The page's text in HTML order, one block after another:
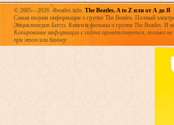
© 2005—2026. 4beatles.info. The Beatles. A to Z или от А до Я
Самая полная информация о группе The Beatles. Полный
Энциклопедия Битлз. Книги и фильмы о группе The Beatles. И
Копирование информации с сайта приветствуется, только
при этом или баннер